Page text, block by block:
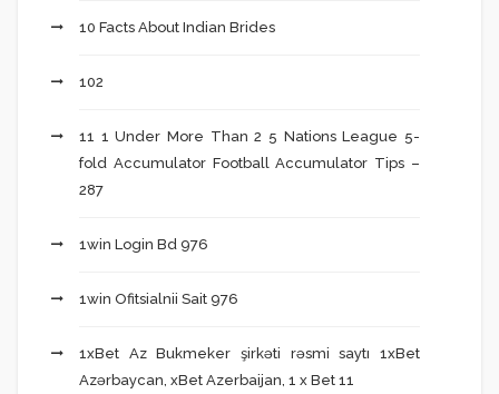
10 Facts About Indian Brides
102
11 1 Under More Than 2 5 Nations League 5-
fold Accumulator Football Accumulator Tips –
287
1win Login Bd 976
1win Ofitsialnii Sait 976
1xBet Az Bukmeker şirkəti rəsmi saytı 1xBet
Azərbaycan, xBet Azerbaijan, 1 x Bet 11